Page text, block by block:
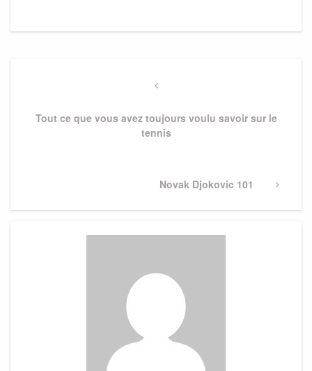
Previous
Tout ce que vous avez toujours voulu savoir sur le
tennis
Next
Novak Djokovic 101